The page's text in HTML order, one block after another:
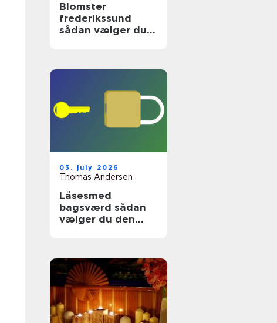
Blomster
frederikssund
sådan vælger du
03. july 2026
Thomas Andersen
Låsesmed
bagsværd sådan
vælger du den